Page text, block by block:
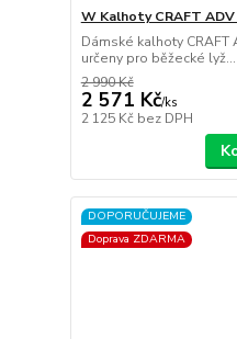
W Kalhoty CRAFT
Dámské kalhoty
určeny pro běžecké lyž...
2 990 Kč
2 571 Kč/ks
2 125 Kč bez DPH
DOPORUČUJEME
Doprava ZDARMA